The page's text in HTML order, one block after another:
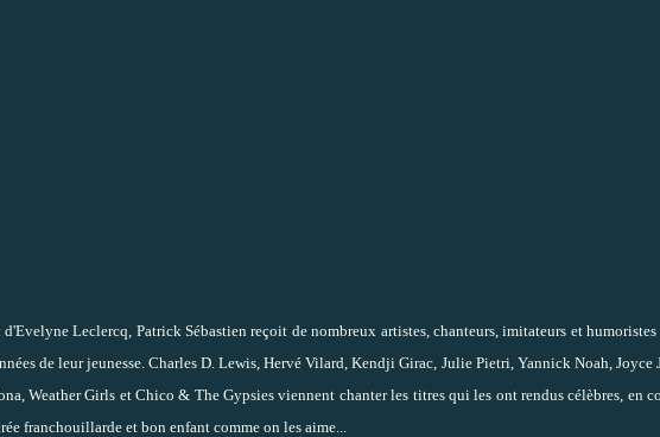
Leclercq, Patrick Sébastien reçoit de nombreux artistes, chanteurs, imitateurs et
de leur jeunesse. Charles D. Lewis, Hervé Vilard, Kendji Girac, Julie Pietri, Yannick Noah, Joyce
Weather Girls et Chico & The Gypsies viennent chanter les titres qui les ont rendus célèbres, en
franchouillarde et bon enfant comme on les aime...